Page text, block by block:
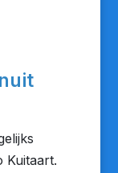
Kuitaart.